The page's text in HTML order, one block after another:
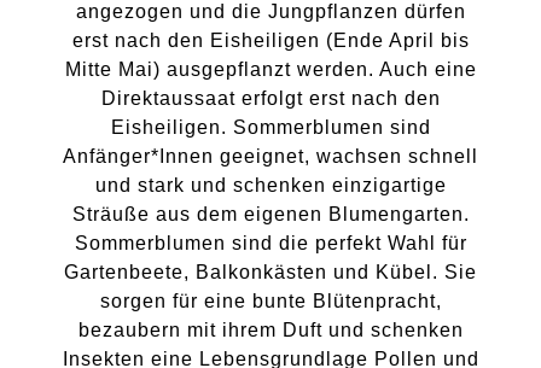
angezogen und die Jungpflanzen dürfen
erst nach den Eisheiligen (Ende April bis
Mitte Mai) ausgepflanzt werden. Auch eine
Direktaussaat erfolgt erst nach den
Eisheiligen. Sommerblumen sind
Anfänger*Innen geeignet, wachsen schnell
und stark und schenken einzigartige
Sträuße aus dem eigenen Blumengarten.
Sommerblumen sind die perfekt Wahl für
Gartenbeete, Balkonkästen und Kübel. Sie
sorgen für eine bunte Blütenpracht,
bezaubern mit ihrem Duft und schenken
Insekten eine Lebensgrundlage Pollen und